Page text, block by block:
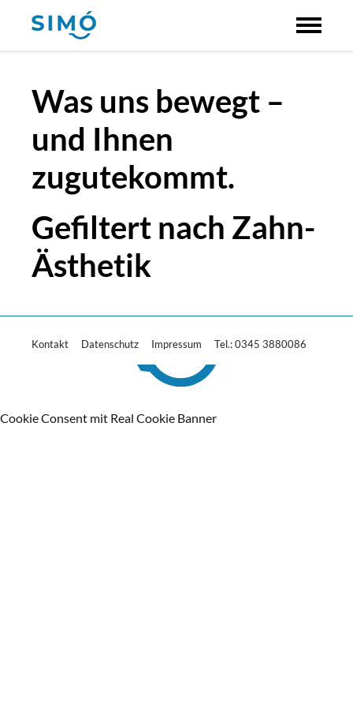
Was uns bewegt –
und Ihnen
zugutekommt.
Gefiltert nach Zahn-
Ästhetik
Kontakt Datenschutz Impressum Tel.: 0345 3880086
Cookie Consent mit Real Cookie Banner